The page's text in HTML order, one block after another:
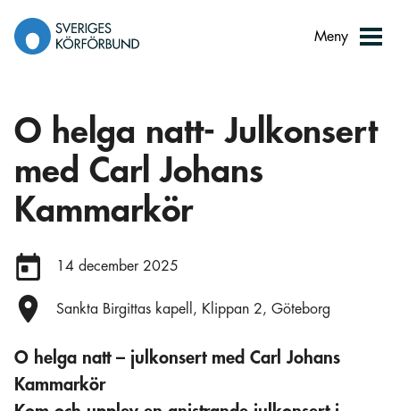
innehåll
Meny
O helga natt- Julkonsert
med Carl Johans
Kammarkör
Datum:
14 december 2025
Plats:
Sankta Birgittas kapell, Klippan 2, Göteborg
O helga natt – julkonsert med Carl Johans
Kammarkör